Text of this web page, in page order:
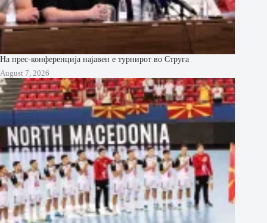
На прес-конференција најавен е турнирот во Струга
August 7, 2026